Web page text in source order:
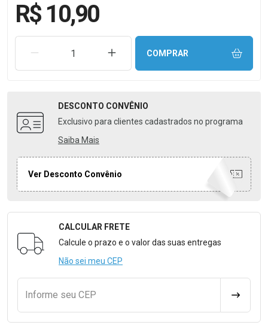
R$ 10,90
REMOVER UMA UNIDADEAUMENTAR UMA UNIDADE
COMPRAR
DESCONTO CONVÊNIO
Exclusivo para clientes cadastrados no programa
Saiba Mais
Ver Desconto Convênio
Formulário para Calcular o Frete
CALCULAR FRETE
Calcule o prazo e o valor das suas entregas
Não sei meu CEP
Informe seu CEP